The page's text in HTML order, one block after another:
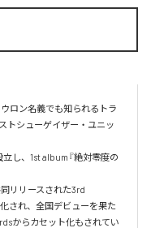
ロン名義でも知られるトラ
トシューゲイザー・ユニッ
し、1st album『絶対零度の
同リリースされた3rd
され、全国デビューを果た
からカセット化もされてい